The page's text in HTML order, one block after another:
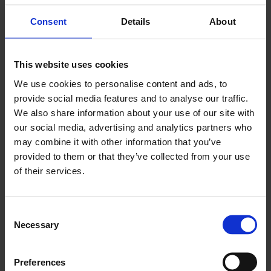
Consent Details About
This website uses cookies
We use cookies to personalise content and ads, to
provide social media features and to analyse our traffic.
We also share information about your use of our site with
our social media, advertising and analytics partners who
may combine it with other information that you’ve
provided to them or that they’ve collected from your use
of their services.
Selection
Necessary
Preferences
Service Smart